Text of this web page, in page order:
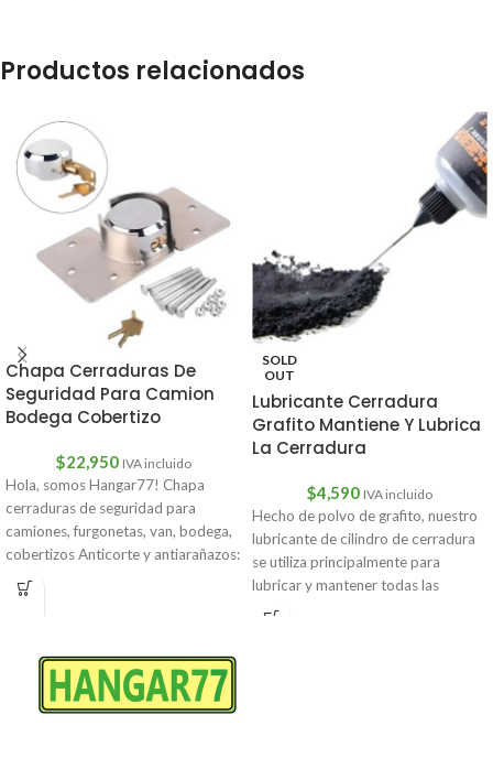
Productos relacionados
Chapa Cerraduras De
Seguridad Para Camion
Bodega Cobertizo
$22,950 IVA incluido
Hola, somos Hangar77! Chapa
cerraduras de seguridad para
camiones, furgonetas, van, bodega,
cobertizos Anticorte y antiarañazos:
este candado de puerta
SOLD
OUT
Lubricante Cerradura
Grafito Mantiene Y Lubrica
La Cerradura
$4,590 IVA incluido
Hecho de polvo de grafito, nuestro
lubricante de cilindro de cerradura
se utiliza principalmente para
lubricar y mantener todas las